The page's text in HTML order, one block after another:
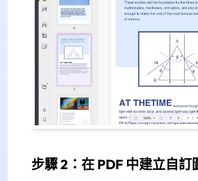
步驟 2：在 PDF 中建立自訂